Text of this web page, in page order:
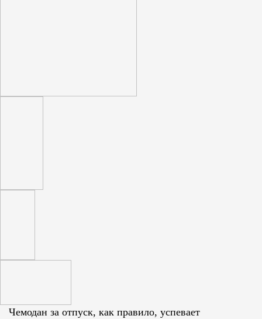
Чемодан за отпуск, как правило, успевает